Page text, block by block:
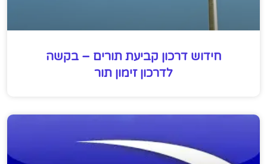
חידוש דרכון קביעת תורים – בקשה
לדרכון זימון תור